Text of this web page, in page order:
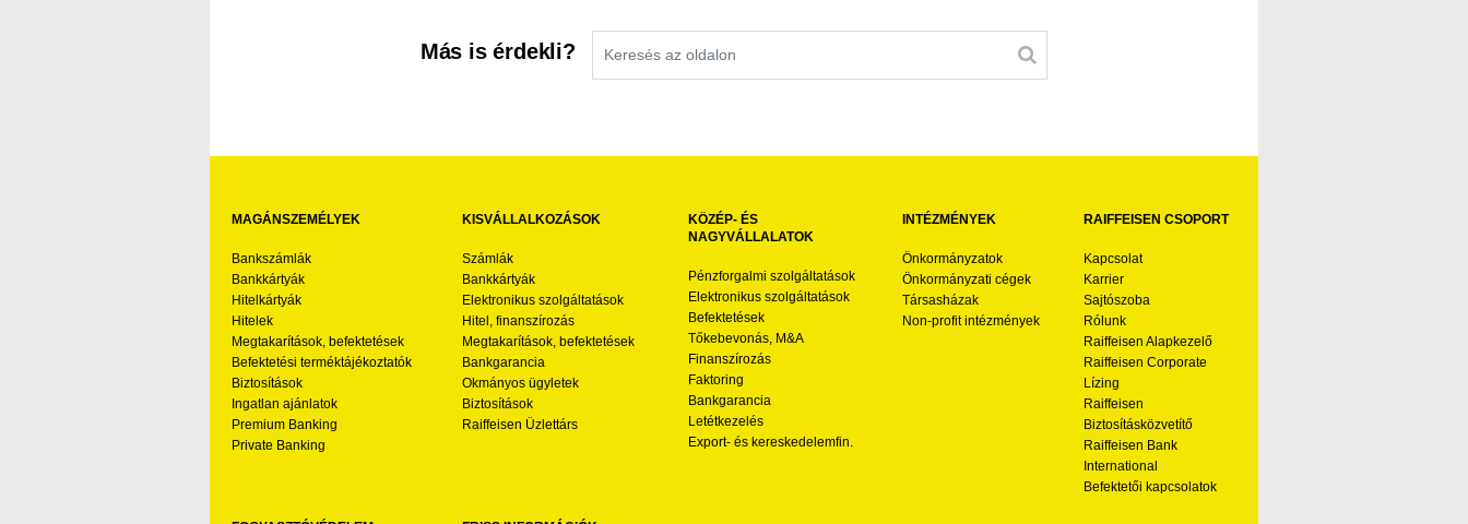
Más is érdekli?
MAGÁNSZEMÉLYEK
Bankszámlák
Bankkártyák
Hitelkártyák
Hitelek
Megtakarítások, befektetések
Befektetési terméktájékoztatók
Biztosítások
Ingatlan ajánlatok
Premium Banking
Private Banking
KISVÁLLALKOZÁSOK
Számlák
Bankkártyák
Elektronikus szolgáltatások
Hitel, finanszírozás
Megtakarítások, befektetések
Bankgarancia
Okmányos ügyletek
Biztosítások
Raiffeisen Üzlettárs
KÖZÉP- ÉS
NAGYVÁLLALATOK
Pénzforgalmi szolgáltatások
Elektronikus szolgáltatások
Befektetések
Tőkebevonás, M&A
Finanszírozás
Faktoring
Bankgarancia
Letétkezelés
Export- és kereskedelemfin.
INTÉZMÉNYEK
Önkormányzatok
Önkormányzati cégek
Társasházak
Non-profit intézmények
RAIFFEISEN CSOPORT
Kapcsolat
Karrier
Sajtószoba
Rólunk
Raiffeisen Alapkezelő
Raiffeisen Corporate
Lízing
Raiffeisen
Biztosításközvetítő
Raiffeisen Bank
International
Befektetői kapcsolatok